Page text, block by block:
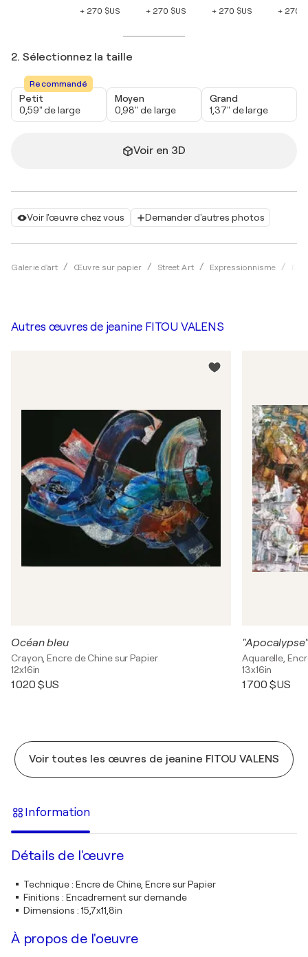
Voir l'œuvre chez vous Demander d'autres photos
Galerie d'art Œuvre sur papier Street Art Expressionnisme
+ 270 $US
+ 270 $US
+ 270 $US
+ 270
2. Sélectionnez la taille
Recommandé
Petit
0,59" de large
Moyen
0,98" de large
Grand
1,37" de large
Voir en 3D
Autres œuvres de jeanine FITOU VALENS
Océan bleu
Crayon, Encre de Chine sur Papier
12x16in
1 020 $US
"Apocalypse"
Aquarelle,
13x16in
1 700 $US
Voir toutes les œuvres de jeanine FITOU VALENS
Information
Détails de l'œuvre
Technique: Encre de Chine, Encre sur Papier
Finitions : Encadrement sur demande
Dimensions : 15,7x11,8in
À propos de l'oeuvre